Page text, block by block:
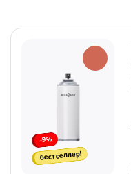
-9%
бестселлер!